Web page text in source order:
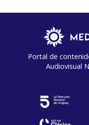
Portal de
Audiovisual